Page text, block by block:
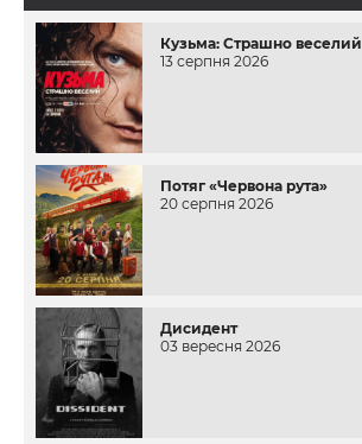
Кузьма: Страшно веселий
13 серпня 2026
Потяг «Червона рута»
20 серпня 2026
Дисидент
03 вересня 2026